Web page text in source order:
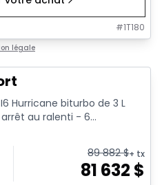
#1T180
légale
Hurricane biturbo de 3 L
au ralenti - 6...
89 882$+ tx
81 632 $